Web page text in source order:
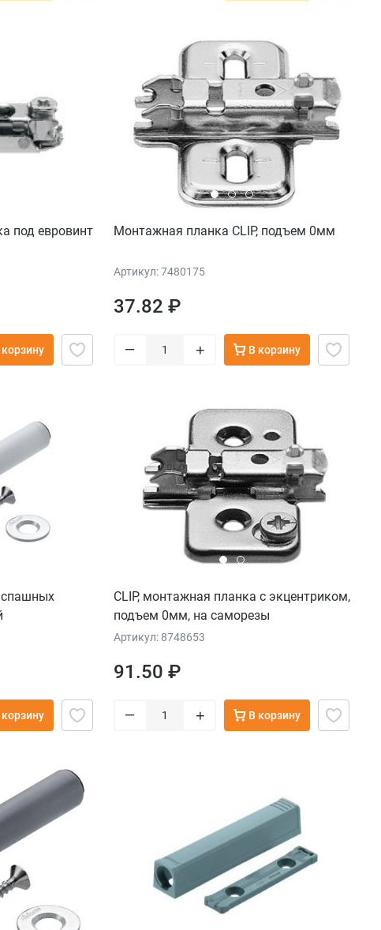
под евровинт
Монтажная планка CLIP, подъем 0мм
Артикул: 7480175
37.82 ₽
– + В корзину
CLIP, монтажная планка с экцентриком,
подъем 0мм, на саморезы
Артикул: 8748653
91.50 ₽
– + В корзину